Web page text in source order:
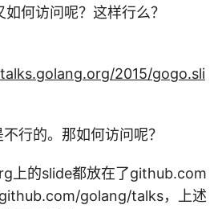
何访问呢？这样行么？
2015/gogo.sli
行的。那如何访问呢？
上的slide都放在了github.com
golang/talks，上述